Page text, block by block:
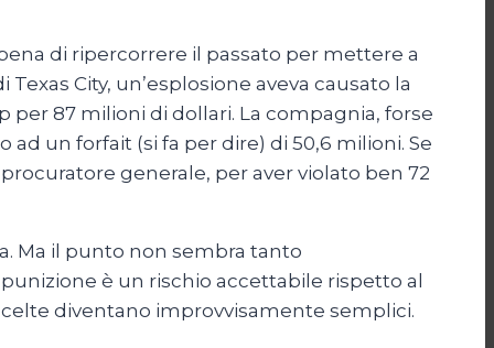
di ripercorrere il passato per mettere a
City, un’esplosione aveva causato la
per 87 milioni di dollari. La compagnia, forse
un forfait (si fa per dire) di 50,6 milioni. Se
generale, per aver violato ben 72
Ma il punto non sembra tanto
è un rischio accettabile rispetto al
diventano improvvisamente semplici.